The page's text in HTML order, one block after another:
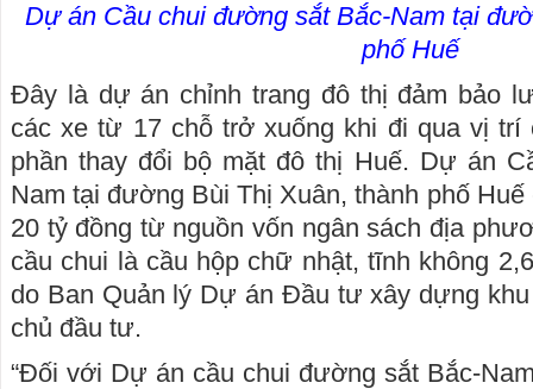
Dự án Cầu chui đường sắt Bắc-Nam tại
phố Huế
Đây là dự án chỉnh trang đô thị đảm bảo
các xe từ 17 chỗ trở xuống khi đi qua vị trí
phần thay đổi bộ mặt đô thị Huế. Dự án
Nam tại đường Bùi Thị Xuân, thành phố
20 tỷ đồng từ nguồn vốn ngân sách địa
cầu chui là cầu hộp chữ nhật, tĩnh không
do Ban Quản lý Dự án Đầu tư xây dựng
chủ đầu tư.
“Đối với Dự án cầu chui đường sắt Bắc-